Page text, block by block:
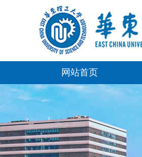
网站首页